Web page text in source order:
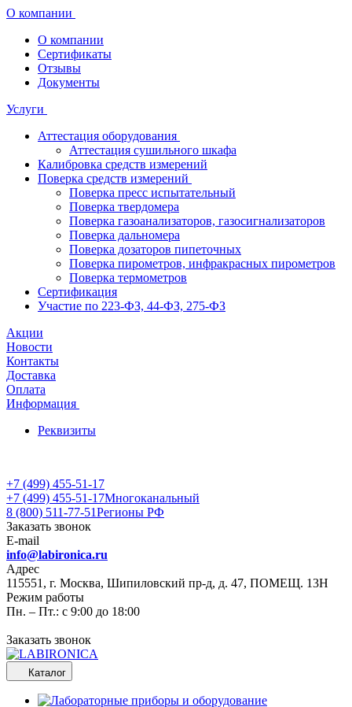
О компании
О компании
Сертификаты
Отзывы
Документы
Услуги
Аттестация оборудования
Аттестация сушильного шкафа
Калибровка средств измерений
Поверка средств измерений
Поверка пресс испытательный
Поверка твердомера
Поверка газоанализаторов, газосигнализаторов
Поверка дальномера
Поверка дозаторов пипеточных
Поверка пирометров, инфракрасных пирометров
Поверка термометров
Сертификация
Участие по 223-ФЗ, 44-ФЗ, 275-ФЗ
Акции
Новости
Контакты
Доставка
Оплата
Информация
Реквизиты
+7 (499) 455-51-17
+7 (499) 455-51-17Многоканальный
8 (800) 511-77-51Регионы РФ
Заказать звонок
E-mail
info@labironica.ru
Адрес
115551, г. Москва, Шипиловский пр-д, д. 47, ПОМЕЩ. 13Н
Режим работы
Пн. – Пт.: с 9:00 до 18:00
Заказать звонок
Каталог